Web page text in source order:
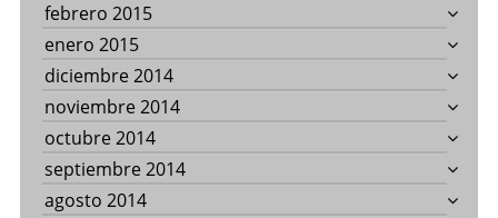
febrero 2015
enero 2015
diciembre 2014
noviembre 2014
octubre 2014
septiembre 2014
agosto 2014